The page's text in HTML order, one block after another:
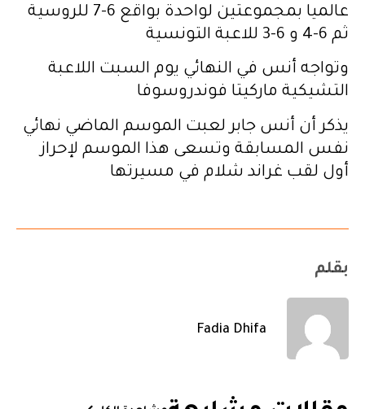
عالميا بمجموعتين لواحدة بواقع 6-7 للروسية
ثم 6-4 و 6-3 للاعبة التونسية
وتواجه أنس في النهائي يوم السبت اللاعبة
التشيكية ماركيتا فوندروسوفا
يذكر أن أنس جابر لعبت الموسم الماضي نهائي
نفس المسابقة وتسعى هذا الموسم لإحراز
أول لقب غراند شلام في مسيرتها
بقلم
Fadia Dhifa